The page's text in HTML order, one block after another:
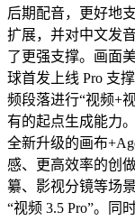
后期配音，更好地
扩展，并对中文发
了更强支撑。画面
球首发上线 Pro 支
频段落进行“视频+
有的起点生成能力
全新升级的画布
感、更高效率的创
纂、影视分镜等场
“视频 3.5 Pro”。同